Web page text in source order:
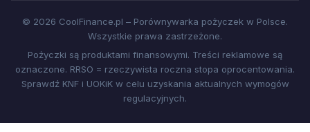
© 2026 CoolFinance.pl – Porównywarka pożyczek w Polsce.
Wszystkie prawa zastrzeżone.
Pożyczki są produktami finansowymi. Treści reklamowe są
oznaczone. RRSO = rzeczywista roczna stopa oprocentowania.
Sprawdź KNF i UOKiK w celu uzyskania aktualnych wymogów
regulacyjnych.